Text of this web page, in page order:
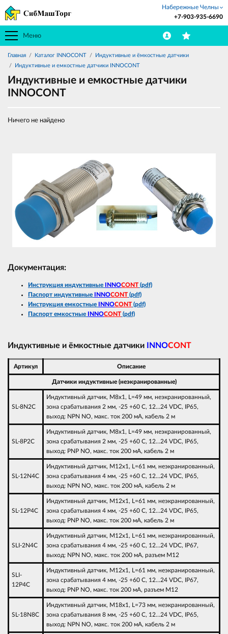
Меню
Набережные Челны
+7-903-935-6690
Главная Каталог INNOCONT
Индуктивные и ёмкостные датчики
Индуктивные и емкостные датчики INNOCONT
Индуктивные и емкостные датчики
INNOCONT
Ничего не найдено
Документация:
Инструкция индуктивные INNOCONT (pdf)
Паспорт индуктивные INNOCONT (pdf)
Инструкция емкостные INNOCONT (pdf)
Паспорт емкостные INNOCONT (pdf)
Индуктивные и ёмкостные датчики INNOCONT
Артикул Описание
Датчики индуктивные (неэкранированные)
SL-8N2С
Индуктивный датчик, M8х1, L=49 мм, неэкранированный,
зона срабатывания 2 мм, -25 +60 С, 12…24 VDC, IP65,
выход: NPN NO, макс. ток 200 мА, кабель 2 м
SL-8P2C
Индуктивный датчик, M8х1, L=49 мм, неэкранированный,
зона срабатывания 2 мм, -25 +60 С, 12…24 VDC, IP65,
выход: PNP NO, макс. ток 200 мА, кабель 2 м
SL-12N4C
Индуктивный датчик, M12х1, L=61 мм, неэкранированный,
зона срабатывания 4 мм, -25 +60 С, 12…24 VDC, IP65,
выход: NPN NO, макс. ток 200 мА, кабель 2 м
SL-12P4C
Индуктивный датчик, M12х1, L=61 мм, неэкранированный,
зона срабатывания 4 мм, -25 +60 С, 12…24 VDC, IP65,
выход: PNP NO, макс. ток 200 мА, кабель 2 м
SLI-2N4C
Индуктивный датчик, M12х1, L=61 мм, неэкранированный,
зона срабатывания 4 мм, -25 +60 С, 12…24 VDC, IP67,
выход: NPN NO, макс. ток 200 мА, разъем M12
SLI-
12P4C
Индуктивный датчик, M12х1, L=61 мм, неэкранированный,
зона срабатывания 4 мм, -25 +60 С, 12…24 VDC, IP67,
выход: PNP NO, макс. ток 200 мА, разъем M12
SL-18N8C
Индуктивный датчик, M18х1, L=73 мм, неэкранированный,
зона срабатывания 8 мм, -25 +60 С, 12…24 VDC, IP65,
выход: NPN NO, макс. ток 200 мА, кабель 2 м